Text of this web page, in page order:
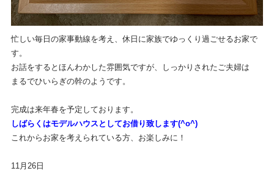
忙しい毎日の家事動線を考え、休日に家族でゆっくり過ごせるお家で
す。
お話をするとほんわかした雰囲気ですが、しっかりされたご夫婦は
まるでひいらぎの幹のようです。
完成は来年春を予定しております。
しばらくはモデルハウスとしてお借り致します(^o^)
これからお家を考えられている方、お楽しみに！
11月26日